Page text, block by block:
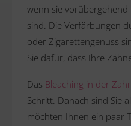
wenn sie
sind. Die Verfärbungen
oder Zigarettengenuss
Sie dafür, dass Ihre
Das Bleaching in der
Schritt. Danach sind Sie
möchten Ihnen ein paar